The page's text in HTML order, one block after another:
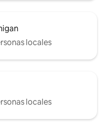
locales
locales